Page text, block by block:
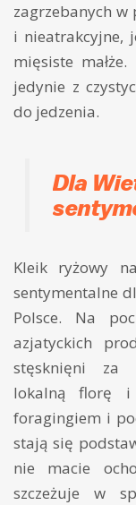
zagrzebanych
i nieatrakcyjne,
mięsiste małże.
jedynie z
do jedzenia.
Dla
Kleik ryżowy
sentymentalne
Polsce. Na
azjatyckich
stęsknięni za
lokalną florę i
foragingiem i
stają się
nie macie
szczeżuje w